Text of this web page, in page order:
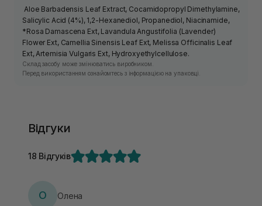
Aloe Barbadensis Leaf Extract, Cocamidopropyl Dimethylamine,
Salicylic Acid (4%), 1,2-Hexanediol, Propanediol, Niacinamide,
*Rosa Damascena Ext, Lavandula Angustifolia (Lavender)
Flower Ext, Camellia Sinensis Leaf Ext, Melissa Officinalis Leaf
Ext, Artemisia Vulgaris Ext, Hydroxyethylcellulose.
Склад засобу може змінюватись виробником.
Перед використанням ознайомтесь з інформацією на упаковці.
Відгуки
18 Відгуків
О Олена